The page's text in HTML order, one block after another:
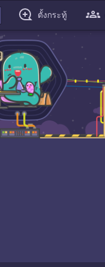
ตั้งกระทู้